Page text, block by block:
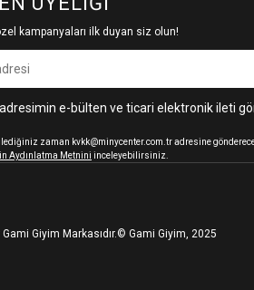
kampanyaları ilk duyan siz olun!
e-bülten ve ticari elektronik ileti
zaman kvkk@minycenter.com.tr adresine
Aydınlatma Metnini inceleyebilirsiniz.
Giyim Markasıdır. © Gami Giyim, 2025